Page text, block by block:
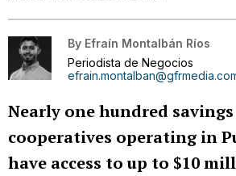
By Efraín Montalbán Ríos
Periodista de Negocios
Nearly one hundred
cooperatives operating in
have access to up to $10